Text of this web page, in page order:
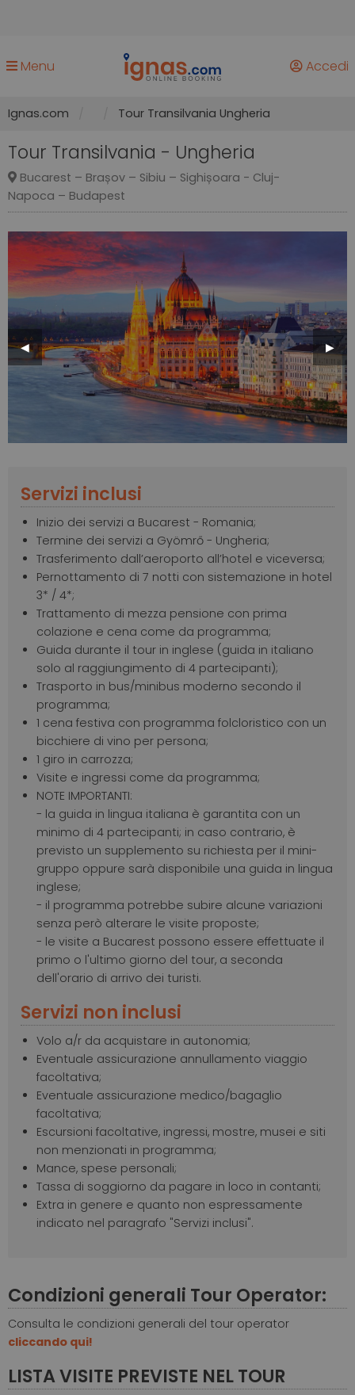
Menu Accedi
Ignas.com Tour Transilvania Ungheria
Tour Transilvania - Ungheria
Bucarest – Brașov – Sibiu – Sighișoara - Cluj-
Napoca – Budapest
Previous
Slide
◀︎ Next
Slide
▶︎
Servizi inclusi
Inizio dei servizi a Bucarest - Romania;
Termine dei servizi a Gyömrő - Ungheria;
Trasferimento dall’aeroporto all’hotel e viceversa;
Pernottamento di 7 notti con sistemazione in hotel
3* / 4*;
Trattamento di mezza pensione con prima
colazione e cena come da programma;
Guida durante il tour in inglese (guida in italiano
solo al raggiungimento di 4 partecipanti);
Trasporto in bus/minibus moderno secondo il
programma;
1 cena festiva con programma folcloristico con un
bicchiere di vino per persona;
1 giro in carrozza;
Visite e ingressi come da programma;
NOTE IMPORTANTI:
- la guida in lingua italiana è garantita con un
minimo di 4 partecipanti; in caso contrario, è
previsto un supplemento su richiesta per il mini-
gruppo oppure sarà disponibile una guida in lingua
inglese;
- il programma potrebbe subire alcune variazioni
senza però alterare le visite proposte;
- le visite a Bucarest possono essere effettuate il
primo o l'ultimo giorno del tour, a seconda
dell'orario di arrivo dei turisti.
Servizi non inclusi
Volo a/r da acquistare in autonomia;
Eventuale assicurazione annullamento viaggio
facoltativa;
Eventuale assicurazione medico/bagaglio
facoltativa;
Escursioni facoltative, ingressi, mostre, musei e siti
non menzionati in programma;
Mance, spese personali;
Tassa di soggiorno da pagare in loco in contanti;
Extra in genere e quanto non espressamente
indicato nel paragrafo "Servizi inclusi".
Condizioni generali Tour Operator:
Consulta le condizioni generali del tour operator
cliccando qui!
LISTA VISITE PREVISTE NEL TOUR